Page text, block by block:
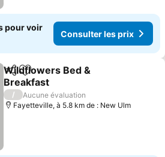
pour voir
Consulter les prix
PartagerAjouter à mes favoris
Wildflowers Bed &
Breakfast
Consulter les prix
/
Aucune évaluation
Fayetteville, à 5.8 km de : New Ulm